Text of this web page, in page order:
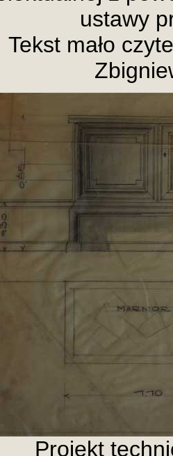
ustawy
Tekst mało
Projekt